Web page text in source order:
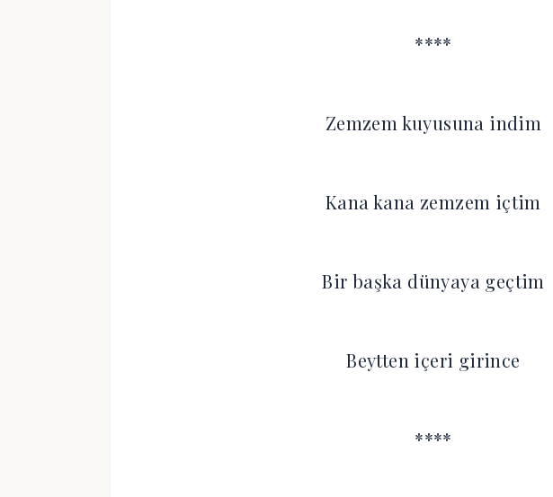
****
Zemzem kuyusuna indim
Kana kana zemzem içtim
Bir başka dünyaya geçtim
Beytten içeri girince
****